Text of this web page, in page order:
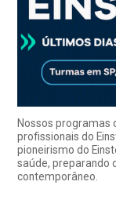
Nossos programas
profissionais do
pioneirismo do
saúde, preparando
contemporâneo.